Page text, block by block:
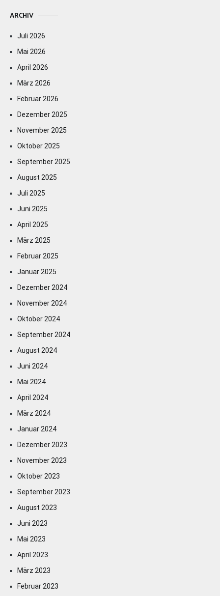
ARCHIV
Juli 2026
Mai 2026
April 2026
März 2026
Februar 2026
Dezember 2025
November 2025
Oktober 2025
September 2025
August 2025
Juli 2025
Juni 2025
April 2025
März 2025
Februar 2025
Januar 2025
Dezember 2024
November 2024
Oktober 2024
September 2024
August 2024
Juni 2024
Mai 2024
April 2024
März 2024
Januar 2024
Dezember 2023
November 2023
Oktober 2023
September 2023
August 2023
Juni 2023
Mai 2023
April 2023
März 2023
Februar 2023